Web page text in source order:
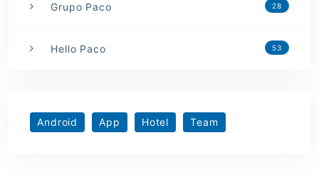
Grupo Paco 28
Hello Paco 53
Android App Hotel Team